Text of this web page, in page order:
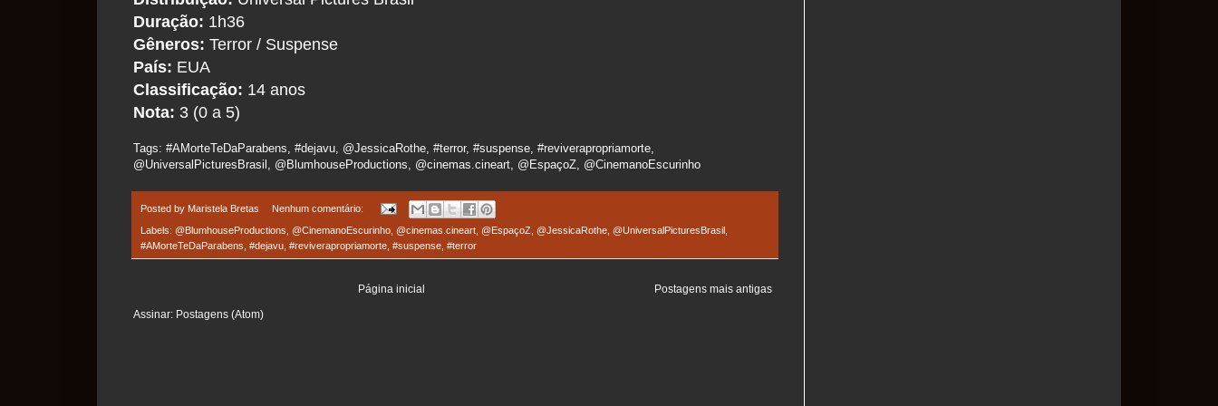
Duração: 1h36
Gêneros: Terror / Suspense
País: EUA
Classificação: 14 anos
Nota: 3 (0 a 5)
Tags: #AMorteTeDaParabens, #dejavu, @JessicaRothe, #terror, #suspense, #reviverapropriamorte,
@UniversalPicturesBrasil, @BlumhouseProductions, @cinemas.cineart, @EspaçoZ, @CinemanoEscurinho
Posted by Maristela Bretas Nenhum comentário:
Labels: @BlumhouseProductions @CinemanoEscurinho @cinemas.cineart @EspaçoZ @JessicaRothe @UniversalPicturesBrasil
#AMorteTeDaParabens #dejavu #reviverapropriamorte #suspense #terror
Postagens mais antigas
Página inicial
Assinar: Postagens (Atom)